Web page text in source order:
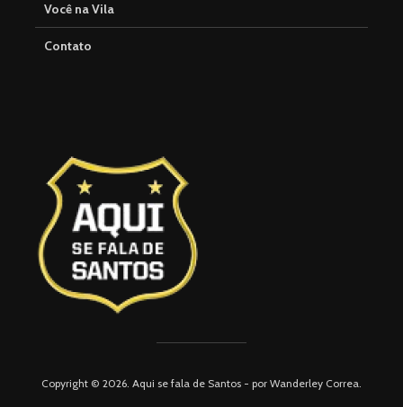
Você na Vila
Contato
Copyright © 2026. Aqui se fala de Santos - por Wanderley Correa.